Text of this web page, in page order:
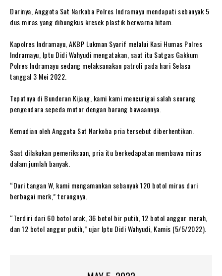
Darinya, Anggota Sat Narkoba Polres Indramayu mendapati sebanyak 5
dus miras yang dibungkus kresek plastik berwarna hitam.
Kapolres Indramayu, AKBP Lukman Syarif melalui Kasi Humas Polres
Indramayu, Iptu Didi Wahyudi mengatakan, saat itu Satgas Gakkum
Polres Indramayu sedang melaksanakan patroli pada hari Selasa
tanggal 3 Mei 2022.
Tepatnya di Bunderan Kijang, kami kami mencurigai salah seorang
pengendara sepeda motor dengan barang bawaannya.
Kemudian oleh Anggota Sat Narkoba pria tersebut diberhentikan.
Saat dilakukan pemeriksaan, pria itu berkedapatan membawa miras
dalam jumlah banyak.
“Dari tangan W, kami mengamankan sebanyak 120 botol miras dari
berbagai merk,” terangnya.
“Terdiri dari 60 botol arak, 36 botol bir putih, 12 botol anggur merah,
dan 12 botol anggur putih,” ujar Iptu Didi Wahyudi, Kamis (5/5/2022).